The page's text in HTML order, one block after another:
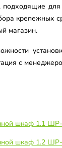
подходящие для
крепежных
магазин.
с
шкаф 1.1
шкаф 1.2